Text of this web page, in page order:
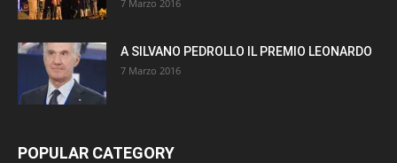
7 Marzo 2016
A SILVANO PEDROLLO IL PREMIO LEONARDO
7 Marzo 2016
POPULAR CATEGORY